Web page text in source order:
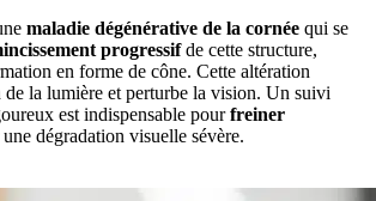
maladie dégénérative de la cornée qui se
progressifde cette structure,
en forme de cône. Cette altération
la lumière et perturbe la vision. Un suivi
est indispensable pourfreiner
dégradation visuelle sévère.